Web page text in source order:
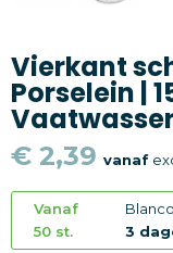
Textiel
Thema
Merken
Vierkant
Porselein |
€ 2,39 vanaf
Vanaf
50 st.
3